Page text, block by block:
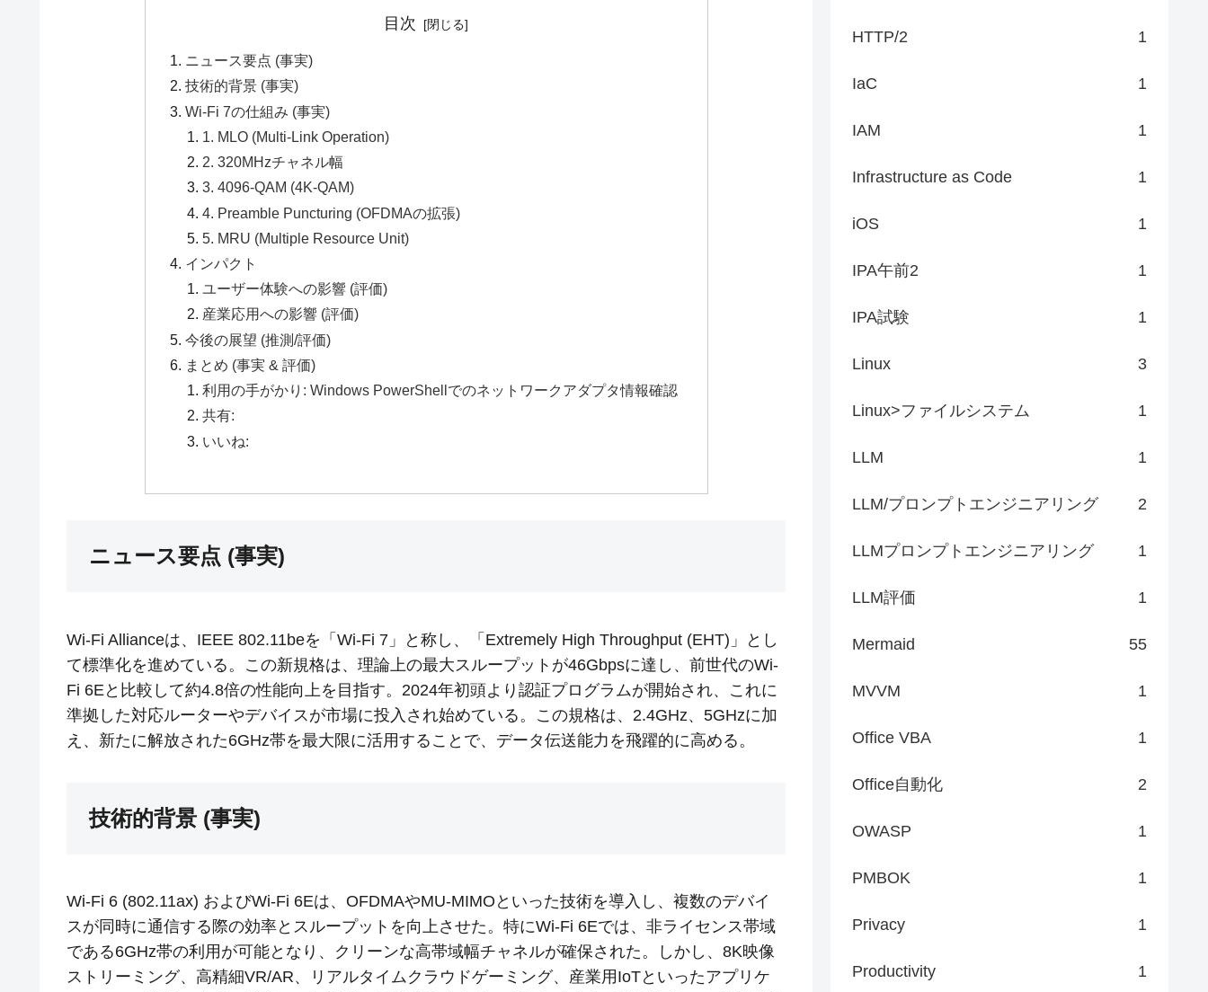
目次
ニュース要点 (事実)
技術的背景 (事実)
Wi-Fi 7の仕組み (事実)
1. MLO (Multi-Link Operation)
2. 320MHzチャネル幅
3. 4096-QAM (4K-QAM)
4. Preamble Puncturing (OFDMAの拡張)
5. MRU (Multiple Resource Unit)
インパクト
ユーザー体験への影響 (評価)
産業応用への影響 (評価)
今後の展望 (推測/評価)
まとめ (事実 & 評価)
利用の手がかり: Windows PowerShellでのネットワークアダプタ情報確認
共有:
いいね:
ニュース要点 (事実)
Wi-Fi Allianceは、IEEE 802.11beを「Wi-Fi 7」と称し、「Extremely High Throughput (EHT)」とし
て標準化を進めている。この新規格は、理論上の最大スループットが46Gbpsに達し、前世代のWi-
Fi 6Eと比較して約4.8倍の性能向上を目指す。2024年初頭より認証プログラムが開始され、これに
準拠した対応ルーターやデバイスが市場に投入され始めている。この規格は、2.4GHz、5GHzに加
え、新たに解放された6GHz帯を最大限に活用することで、データ伝送能力を飛躍的に高める。
技術的背景 (事実)
Wi-Fi 6 (802.11ax) およびWi-Fi 6Eは、OFDMAやMU-MIMOといった技術を導入し、複数のデバイ
スが同時に通信する際の効率とスループットを向上させた。特にWi-Fi 6Eでは、非ライセンス帯域
である6GHz帯の利用が可能となり、クリーンな高帯域幅チャネルが確保された。しかし、8K映像
ストリーミング、高精細VR/AR、リアルタイムクラウドゲーミング、産業用IoTといったアプリケ
HTTP/2 1
IaC 1
IAM 1
Infrastructure as Code 1
iOS 1
IPA午前2 1
IPA試験 1
Linux 3
Linux>ファイルシステム 1
LLM 1
LLM/プロンプトエンジニアリング 2
LLMプロンプトエンジニアリング 1
LLM評価 1
Mermaid 55
MVVM 1
Office VBA 1
Office自動化 2
OWASP 1
PMBOK 1
Privacy 1
Productivity 1